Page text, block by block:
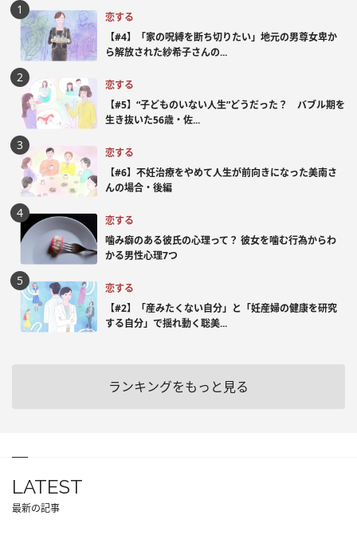
恋する
【#4】「家の呪縛を断ち切りたい」地元の男尊女卑か
ら解放された紗希子さんの...
恋する
【#5】“子どものいない人生”どうだった？ バブル期を
生き抜いた56歳・佐...
恋する
【#6】不妊治療をやめて人生が前向きになった美南さ
んの場合・後編
恋する
噛み癖のある彼氏の心理って？ 彼女を噛む行為からわ
かる男性心理7つ
恋する
【#2】「産みたくない自分」と「妊産婦の健康を研究
する自分」で揺れ動く聡美...
ランキングをもっと見る
LATEST
最新の記事